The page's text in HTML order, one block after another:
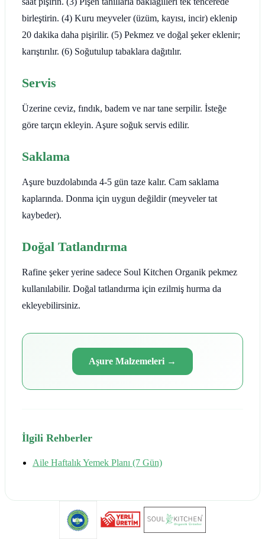
birleştirin. (4) Kuru meyveler (üzüm, kayısı, incir) eklenip
20 dakika daha pişirilir. (5) Pekmez ve doğal şeker eklenir;
karıştırılır. (6) Soğutulup tabaklara dağıtılır.
Servis
Üzerine ceviz, fındık, badem ve nar tane serpilir. İsteğe
göre tarçın ekleyin. Aşure soğuk servis edilir.
Saklama
Aşure buzdolabında 4-5 gün taze kalır. Cam saklama
kaplarında. Donma için uygun değildir (meyveler tat
kaybeder).
Doğal Tatlandırma
Rafine şeker yerine sadece Soul Kitchen Organik pekmez
kullanılabilir. Doğal tatlandırma için ezilmiş hurma da
ekleyebilirsiniz.
Aşure Malzemeleri →
İlgili Rehberler
Aile Haftalık Yemek Planı (7 Gün)